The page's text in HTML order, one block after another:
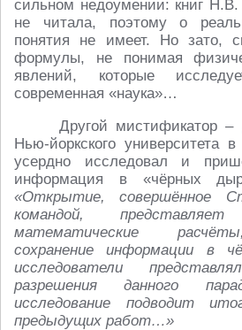
сильном недоумении: книг
не читала, поэтому о
понятия не имеет. Но зато,
формулы, не понимая
явлений, которые
современная «наука»…
Другой мистификатор –
Нью-йоркского университета
усердно исследовал и
информация в «чёрных
«Открытие, совершённое
командой,
математические
сохранение информации в
исследователи
разрешения данного
исследование подводит
предыдущих работ…»